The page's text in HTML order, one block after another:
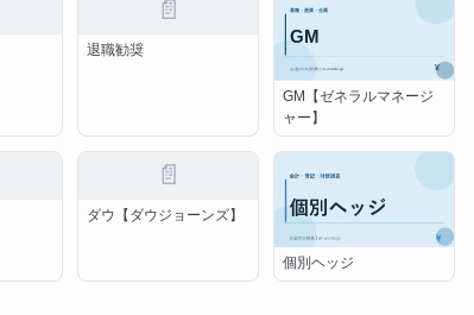
📄
退職勧奨
GM【ゼネラルマネージ
ャー】
📄
ダウ【ダウジョーンズ】
個別ヘッジ